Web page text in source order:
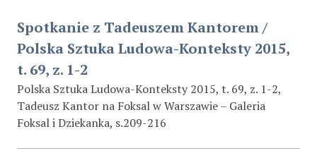
Spotkanie z Tadeuszem Kantorem /
Polska Sztuka Ludowa-Konteksty 2015,
t. 69, z. 1-2
Polska Sztuka Ludowa-Konteksty 2015, t. 69, z. 1-2,
Tadeusz Kantor na Foksal w Warszawie – Galeria
Foksal i Dziekanka, s.209-216